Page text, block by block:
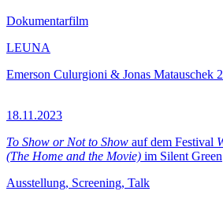
Dokumentarfilm
LEUNA
Emerson Culurgioni & Jonas Matauschek
18.11.2023
To Show or Not to Show auf dem Festival
(The Home and the Movie) im Silent Green
Ausstellung, Screening, Talk